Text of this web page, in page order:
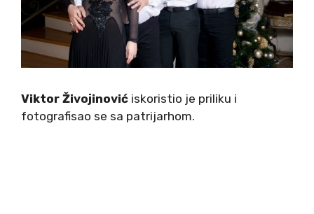
Viktor Živojinović iskoristio je priliku i
fotografisao se sa patrijarhom.